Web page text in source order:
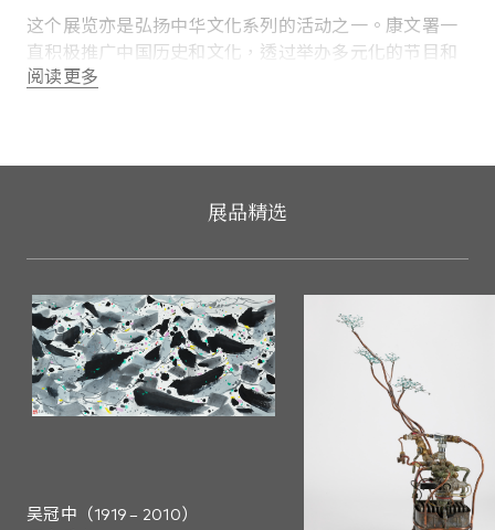
这个展览亦是弘扬中华文化系列的活动之一。康文署一
直积极推广中国历史和文化，透过举办多元化的节目和
活动，让市民认识博大精深的中华文化，想获得更多资
阅读更多
展品精选
吴冠中（1919 – 2010）